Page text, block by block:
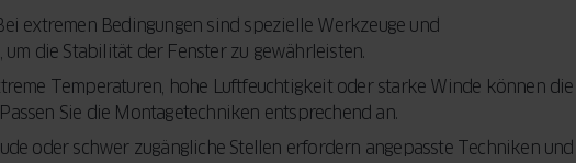
Ihre Fenster und
Türen eine
benötigen.
Außerdem
erfahren Sie,
LESEN
entscheidenden
Faktoren, die Sie
berücksichtigen
sollten.
extremen Bedingungen sind spezielle Werkzeuge und
die Stabilität der Fenster zu gewährleisten.
Temperaturen, hohe Luftfeuchtigkeit oder starke Winde können die
Sie die Montagetechniken entsprechend an.
oder schwer zugängliche Stellen erfordern angepasste Techniken und